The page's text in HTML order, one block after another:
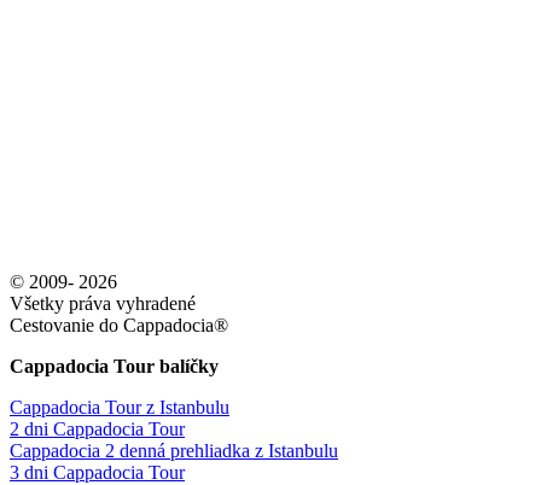
© 2009- 2026
Všetky práva vyhradené
Cestovanie do Cappadocia®
Cappadocia Tour balíčky
Cappadocia Tour z Istanbulu
2 dni Cappadocia Tour
Cappadocia 2 denná prehliadka z Istanbulu
3 dni Cappadocia Tour